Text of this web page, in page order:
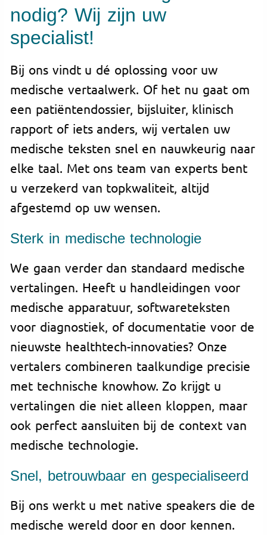
nodig? Wij zijn uw
specialist!
Bij ons vindt u dé oplossing voor uw
medische vertaalwerk. Of het nu gaat om
een patiëntendossier, bijsluiter, klinisch
rapport of iets anders, wij vertalen uw
medische teksten snel en nauwkeurig naar
elke taal. Met ons team van experts bent
u verzekerd van topkwaliteit, altijd
afgestemd op uw wensen.
Sterk in medische technologie
We gaan verder dan standaard medische
vertalingen. Heeft u handleidingen voor
medische apparatuur, softwareteksten
voor diagnostiek, of documentatie voor de
nieuwste healthtech-innovaties? Onze
vertalers combineren taalkundige precisie
met technische knowhow. Zo krijgt u
vertalingen die niet alleen kloppen, maar
ook perfect aansluiten bij de context van
medische technologie.
Snel, betrouwbaar en gespecialiseerd
Bij ons werkt u met native speakers die de
medische wereld door en door kennen.